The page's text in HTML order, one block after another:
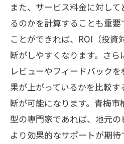
また、サービス料金に対し
るのかを計算することも重
ことができれば、ROI（投資
断がしやすくなります。さ
レビューやフィードバック
果が上がっているかを比較
断が可能になります。青梅
型の専門家であれば、地元の
より効果的なサポートが期